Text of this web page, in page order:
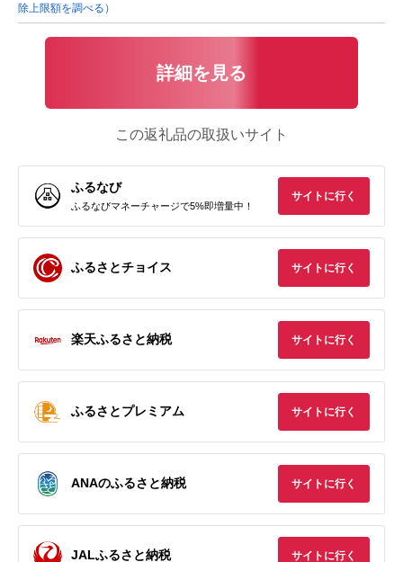
除上限額を調べる）
詳細を見る
この返礼品の取扱いサイト
ふるなび
ふるなびマネーチャージで5%即増量中！
サイトに行く
ふるさとチョイス サイトに行く
楽天ふるさと納税 サイトに行く
ふるさとプレミアム サイトに行く
ANAのふるさと納税 サイトに行く
JALふるさと納税 サイトに行く